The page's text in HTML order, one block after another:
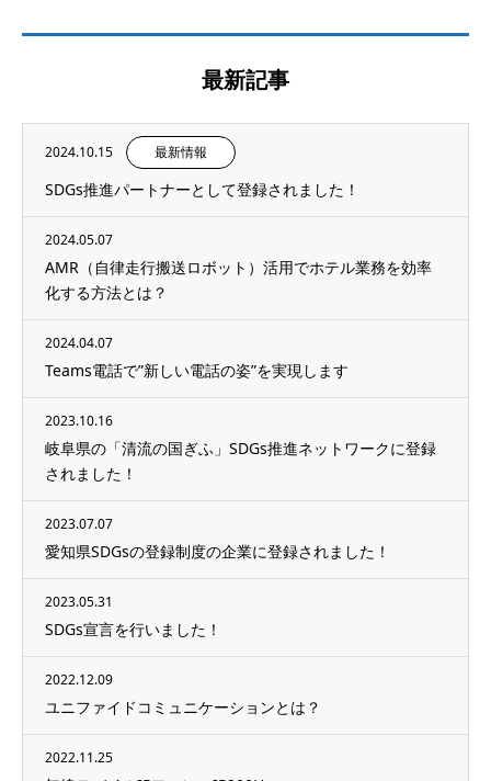
最新記事
2024.10.15 最新情報
SDGs推進パートナーとして登録されました！
2024.05.07
AMR（自律走行搬送ロボット）活用でホテル業務を効率
化する方法とは？
2024.04.07
Teams電話で”新しい電話の姿”を実現します
2023.10.16
岐阜県の「清流の国ぎふ」SDGs推進ネットワークに登録
されました！
2023.07.07
愛知県SDGsの登録制度の企業に登録されました！
2023.05.31
SDGs宣言を行いました！
2022.12.09
ユニファイドコミュニケーションとは？
2022.11.25